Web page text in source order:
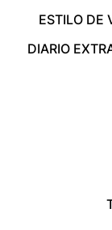
ESTILO DE
DIARIO